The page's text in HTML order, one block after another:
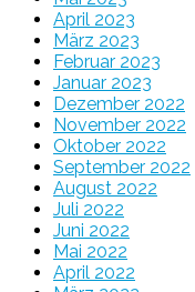
April 2023
März 2023
Februar 2023
Januar 2023
Dezember 2022
November 2022
Oktober 2022
September 2022
August 2022
Juli 2022
Juni 2022
Mai 2022
April 2022